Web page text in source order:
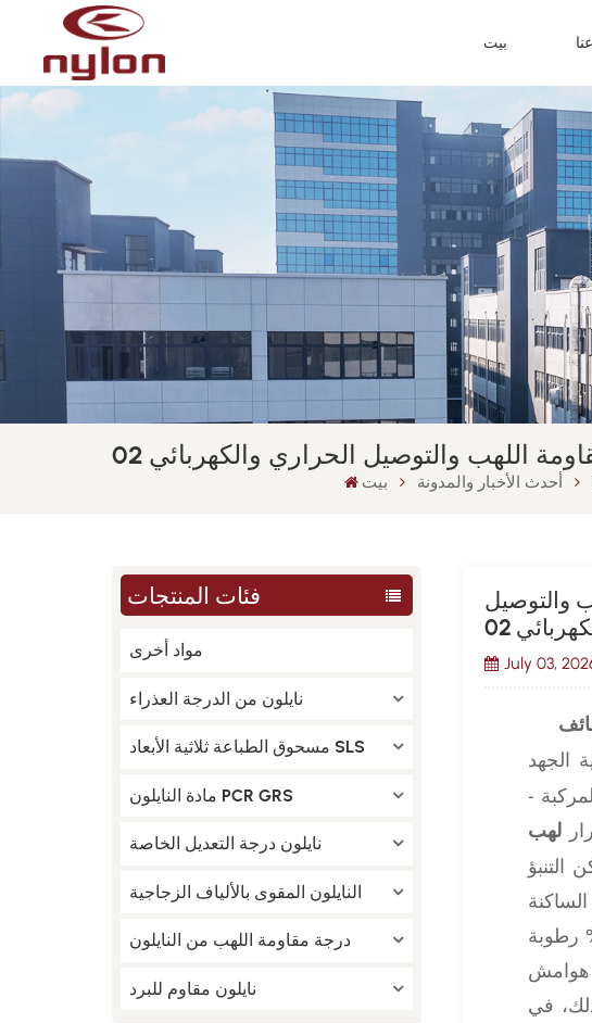
بيت
والتوصيل الحراري والكهربائي 02
بيت أحدث الأخبار والمدونة
فئات المنتجات
مواد أخرى
نايلون من الدرجة العذراء
مسحوق الطباعة ثلاثية الأبعاد SLS
مادة النايلون PCR GRS
نايلون درجة التعديل الخاصة
النايلون المقوى بالألياف الزجاجية
درجة مقاومة اللهب من النايلون
نايلون مقاوم للبرد
والتوصيل
02
July 03,
الجهد
-
التنبؤ
ساعة من اختبارات الحرارة الرطبة الصارمة (85 درجة مئوية / 85% رطوبة
هوامش
في